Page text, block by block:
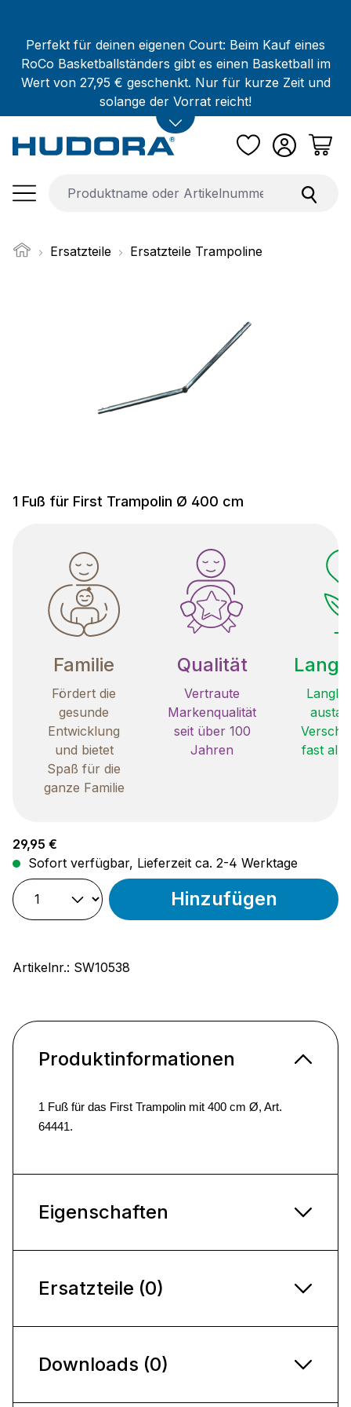
Perfekt für deinen eigenen Court: Beim Kauf eines
RoCo Basketballständers gibt es einen Basketball im
Wert von 27,95 € geschenkt. Nur für kurze Zeit und
solange der Vorrat reicht!
Ersatzteile Ersatzteile Trampoline
1 Fuß für First Trampolin Ø 400 cm
Familie
Fördert die
gesunde
Entwicklung
und bietet
Spaß für die
ganze Familie
Qualität
Vertraute
Markenqualität
seit über 100
Jahren
fast
Regulärer Preis:
29,95 €
Sofort verfügbar, Lieferzeit ca. 2-4 Werktage
Hinzufügen
Artikelnr.: SW10538
Produktinformationen
1 Fuß für das First Trampolin mit 400 cm Ø, Art.
64441.
Eigenschaften
Ersatzteile (0)
Downloads (0)